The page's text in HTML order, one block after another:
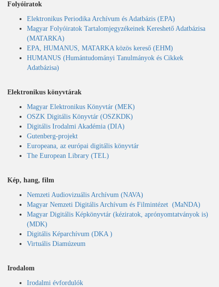
Folyóiratok
Elektronikus Periodika Archívum és Adatbázis (EPA)
Magyar Folyóiratok Tartalomjegyzékeinek Kereshető Adatbázisa
(MATARKA)
EPA, HUMANUS, MATARKA közös kereső (EHM)
HUMANUS (Humántudományi Tanulmányok és Cikkek
Adatbázisa)
Elektronikus könyvtárak
Magyar Elektronikus Könyvtár (MEK)
OSZK Digitális Könyvtár (OSZKDK)
Digitális Irodalmi Akadémia (DIA)
Gutenberg-projekt
Europeana, az európai digitális könyvtár
The European Library (TEL)
Kép, hang, film
Nemzeti Audiovizuális Archívum (NAVA)
Magyar Nemzeti Digitális Archívum és Filmintézet (MaNDA)
Magyar Digitális Képkönyvtár (kéziratok, aprónyomtatványok is)
(MDK)
Digitális Képarchívum (DKA )
Virtuális Diamúzeum
Irodalom
Irodalmi évfordulók